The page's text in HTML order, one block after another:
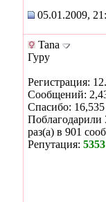
05.01.2009,
Tana
Гуру
Регистрация:
Сообщений:
Спасибо: 16,535
Поблагодарили
раз(а) в 901
Репутация: 5353